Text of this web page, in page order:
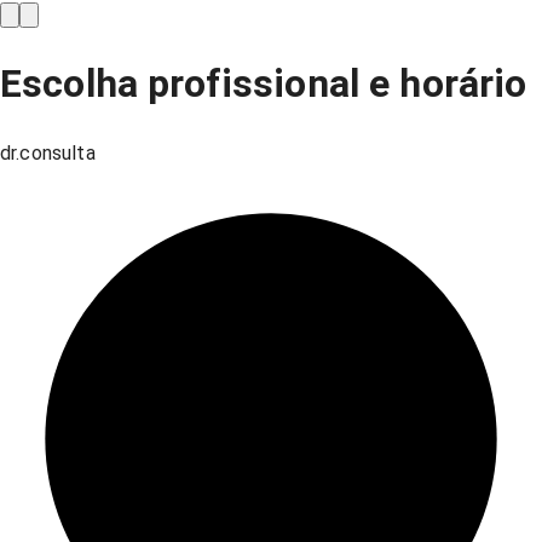
Escolha profissional e horário
dr.consulta